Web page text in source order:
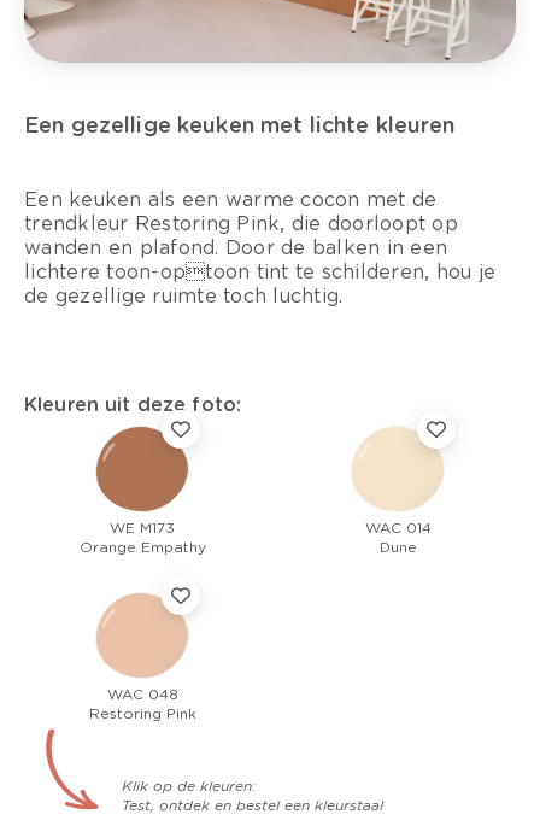
Een gezellige keuken met lichte kleuren
Een keuken als een warme cocon met de
trendkleur Restoring Pink, die doorloopt op
wanden en plafond. Door de balken in een
lichtere toon-optoon tint te schilderen, hou je
de gezellige ruimte toch luchtig.
Kleuren uit deze foto:
WE M173
Orange Empathy
WAC 014
Dune
WAC 048
Restoring Pink
Klik op de kleuren:
Test, ontdek en bestel een kleurstaal